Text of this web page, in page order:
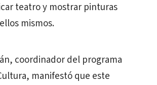
teatro y mostrar pinturas
mismos.
coordinador del programa
manifestó que este